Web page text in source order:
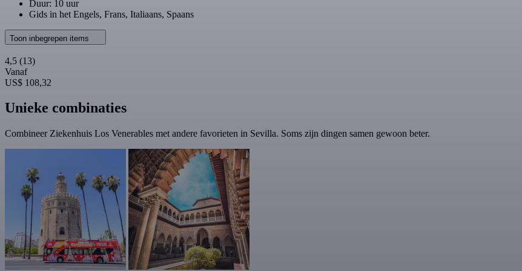
Duur: 10 uur
Gids in het Engels, Frans, Italiaans, Spaans
Toon inbegrepen items
4,5 (13)
Vanaf
US$ 108,32
Unieke combinaties
Combineer Ziekenhuis Los Venerables met andere favorieten in Sevilla. Soms zijn dingen samen gewoon beter.